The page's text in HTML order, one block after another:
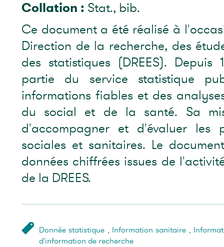
Collation : Stat., bib.
Ce document a été réalisé à
Direction de la recherche, des
des statistiques (DREES). Depuis
partie du service statistique
informations fiables et des
du social et de la santé. Sa
d'accompagner et d'évaluer les
sociales et sanitaires. Le
données chiffrées issues de
de la DREES.
Donnée statistique , Information sanitaire ,
d'information de recherche